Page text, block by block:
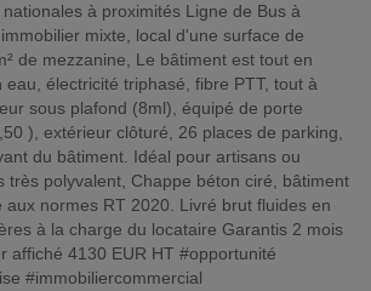
à proximités Ligne de Bus à
mixte, local d'une surface de
de mezzanine, Le bâtiment est tout en
électricité triphasé, fibre PTT, tout à
sous plafond (8ml), équipé de porte
), extérieur clôturé, 26 places de parking,
du bâtiment. Idéal pour artisans ou
très polyvalent, Chappe béton ciré, bâtiment
aux normes RT 2020. Livré brut fluides en
à la charge du locataire Garantis 2 mois
affiché 4130 EUR HT #opportunité
#immobiliercommercial